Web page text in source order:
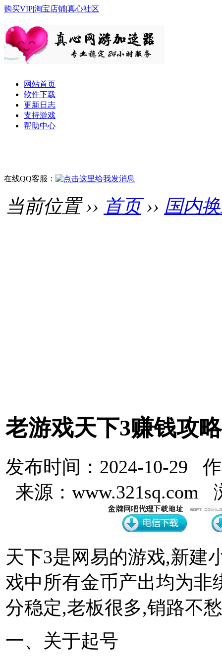
购买VIP|淘宝店铺|真心社区
网站首页
软件下载
更新日志
支持游戏
帮助中心
在线QQ客服：
当前位置 ›› 首页›› 国内
老游戏天下3赚钱攻
发布时间：2024-10-29
来源：www.321sq.com
天下3是网易的游戏,新建
戏中所有金币产出均为非
分稳定,老板很多,销路不
一、关于起号